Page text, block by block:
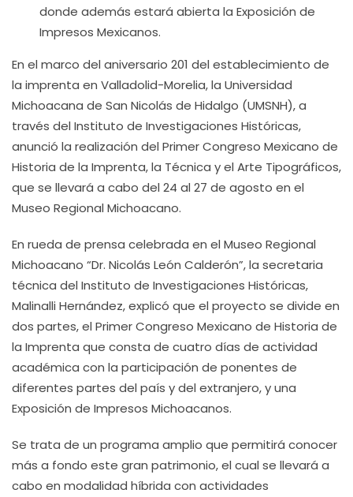
donde además estará abierta la Exposición de
Impresos Mexicanos.
En el marco del aniversario 201 del establecimiento de
la imprenta en Valladolid-Morelia, la Universidad
Michoacana de San Nicolás de Hidalgo (UMSNH), a
través del Instituto de Investigaciones Históricas,
anunció la realización del Primer Congreso Mexicano de
Historia de la Imprenta, la Técnica y el Arte Tipográficos,
que se llevará a cabo del 24 al 27 de agosto en el
Museo Regional Michoacano.
En rueda de prensa celebrada en el Museo Regional
Michoacano “Dr. Nicolás León Calderón”, la secretaria
técnica del Instituto de Investigaciones Históricas,
Malinalli Hernández, explicó que el proyecto se divide en
dos partes, el Primer Congreso Mexicano de Historia de
la Imprenta que consta de cuatro días de actividad
académica con la participación de ponentes de
diferentes partes del país y del extranjero, y una
Exposición de Impresos Michoacanos.
Se trata de un programa amplio que permitirá conocer
más a fondo este gran patrimonio, el cual se llevará a
cabo en modalidad híbrida con actividades